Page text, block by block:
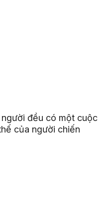
đều có một cuộc
của người chiến